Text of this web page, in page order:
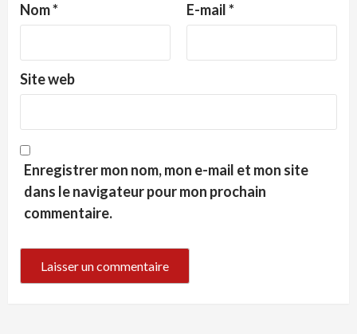
Nom* E-mail*
Site web
Enregistrer mon nom, mon e-mail et mon site
dans le navigateur pour mon prochain
commentaire.